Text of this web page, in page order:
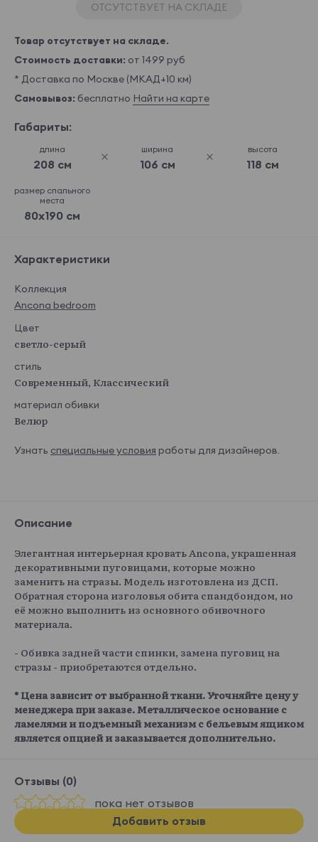
ОТСУТСТВУЕТ НА СКЛАДЕ
Товар отсутствует на складе.
Стоимость доставки: от 1499 руб
* Доставка по Москве (МКАД+10 км)
Самовывоз: бесплатно Найти на карте
Габариты:
длина
208 см
ширина
106 см
высота
118 см
размер спального
места
80x190 см
Характеристики
Коллекция
Ancona bedroom
Цвет
светло-серый
стиль
Современный, Классический
материал обивки
Велюр
Узнать специальные условия работы для дизайнеров.
Описание
Элегантная интерьерная кровать Ancona, украшенная
декоративными пуговицами, которые можно
заменить на стразы. Модель изготовлена из ДСП.
Обратная сторона изголовья обита спандбондом, но
её можно выполнить из основного обивочного
материала.
- Обивка задней части спинки, замена пуговиц на
стразы - приобретаются отдельно.
* Цена зависит от выбранной ткани. Уточняйте цену у
менеджера при заказе. Металлическое основание с
ламелями и подъемный механизм с бельевым ящиком
является опцией и заказывается дополнительно.
Отзывы (0)
пока нет отзывов
Добавить отзыв